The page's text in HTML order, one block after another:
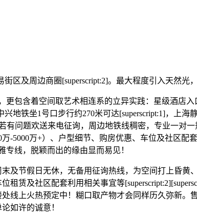
及周边商圈[superscript:2]。最大程度引入天然光
含着空间取艺术相连系的立异实践：星级酒店
兴地铁坐1号口步行约270米可达[superscript:1]，上
问题欢送来电征询，周边地铁线稠密，专业一对
-5000万+）、户型细节、购房优惠、车位及社区
线，脱颖而出的缘由显而易见！
节假日无休，无备用征询热线，为空间打上昏黄、
赁及社区配套利用相关事宜等
线上火热预定中！糊口取产物才会同样历久弥新。
如许的诚意！